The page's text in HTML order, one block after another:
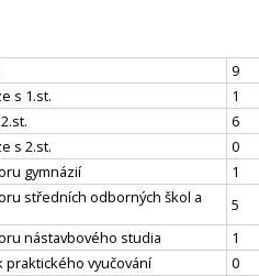
9
s 1.st.
1
6
s 2.st.
0
gymnázií
1
středních odborných škol a
5
nástavbového studia
1
praktického vyučování
0